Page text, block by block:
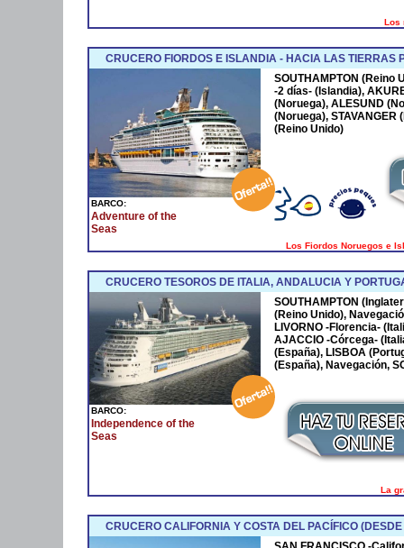
Los
CRUCERO FIORDOS E ISLANDIA - HACIA LAS TIERRAS
BARCO:
Adventure of the
Seas
SOUTHAMPTON (Reino
-2 días- (Islandia),
(Noruega), ALESUND
(Noruega), STAVANGER
(Reino Unido)
Los Fiordos Noruegos e
CRUCERO TESOROS DE ITALIA, ANDALUCIA Y
BARCO:
Independence of the
Seas
SOUTHAMPTON
(Reino Unido),
LIVORNO -Florencia-
AJACCIO -Córcega-
(España), LISBOA
(España), Navegación,
La
CRUCERO CALIFORNIA Y COSTA DEL PACÍFICO